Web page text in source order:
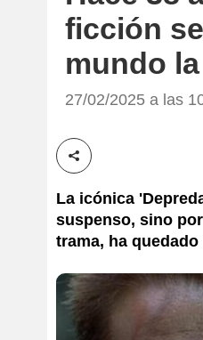
ficción
mundo
27/02/2025 a las
Compartir esta noticia
La icónica
suspenso, sino
trama, ha